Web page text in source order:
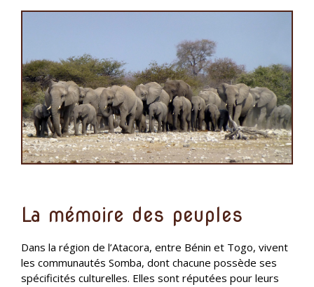
La mémoire des peuples
Dans la région de l’Atacora, entre Bénin et Togo, vivent
les communautés Somba, dont chacune possède ses
spécificités culturelles. Elles sont réputées pour leurs